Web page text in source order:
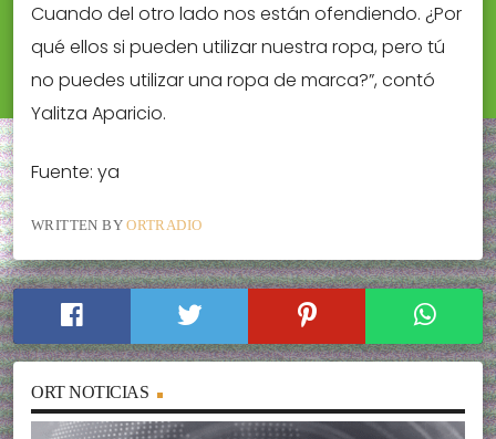
Cuando del otro lado nos están ofendiendo. ¿Por
qué ellos si pueden utilizar nuestra ropa, pero tú
no puedes utilizar una ropa de marca?”, contó
Yalitza Aparicio.
Fuente: ya
WRITTEN BYORTRADIO
ORT NOTICIAS